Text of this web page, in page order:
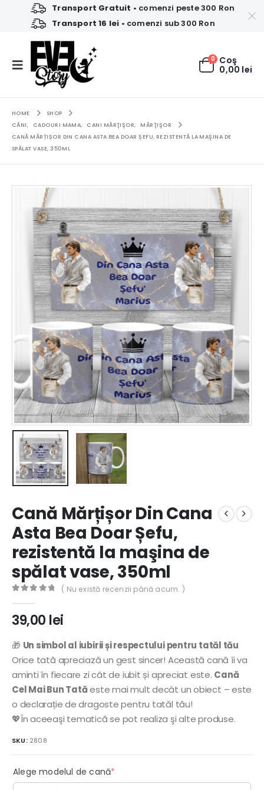
Transport Gratuit • comenzi peste 300 Ron
Transport 16 lei • comenzi sub 300 Ron
0 Coş
0,00 lei
HOME
SHOP
CĂNI, CADOURI MAMA, CANI MĂRŢIŞOR,
MĂRŢIŞOR
CANĂ MĂRȚIȘOR DIN CANA ASTA BEA DOAR ȘEFU, REZISTENTĂ LA MAŞINA DE
SPĂLAT VASE, 350ML
Cană Mărțișor Din Cana
Asta Bea Doar Șefu,
rezistentă la maşina de
spălat vase, 350ml
( Nu există recenzii până acum. )
39,00 lei
🎁 Un simbol al iubirii și respectului pentru tatăl tău
Orice tată apreciază un gest sincer! Această cană îi va
aminti în fiecare zi cât de iubit și apreciat este. Cană
Cel Mai Bun Tatăeste mai mult decât un obiect – este
o declarație de dragoste pentru tatăl tău!
💖În aceeaşi tematică se pot realiza şi alte produse.
SKU: 2808
Alege modelul de cană*